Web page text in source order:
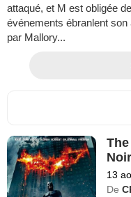
attaqué, et M est obligée
événements ébranlent
par Mallory...
Noir
13
De